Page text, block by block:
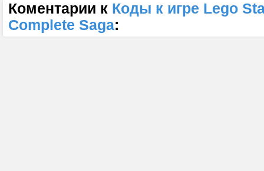
Коментарии к Коды к игре Lego
Complete Saga: